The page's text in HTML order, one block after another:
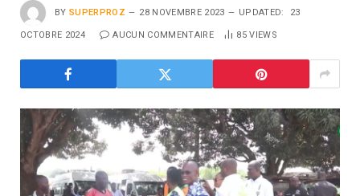
BY SUPERPROZ 28 NOVEMBRE 2023 UPDATED: 23
OCTOBRE 2024 AUCUN COMMENTAIRE 85VIEWS